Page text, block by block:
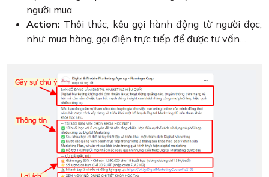
người mua.
Action: Thôi thúc, kêu gọi hành động từ người đọc,
như: mua hàng, gọi điện trực tiếp để được tư vấn…